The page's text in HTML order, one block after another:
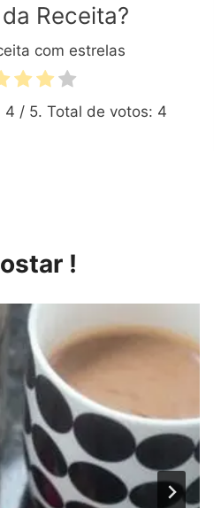
Receita?
com estrelas
4 / 5. Total de votos: 4
!